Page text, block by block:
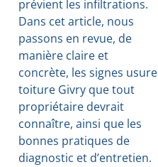
prévient les infiltrations.
Dans cet article, nous
passons en revue, de
manière claire et
concrète, les signes usure
toiture Givry que tout
propriétaire devrait
connaître, ainsi que les
bonnes pratiques de
diagnostic et d’entretien.